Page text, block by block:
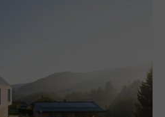
celé dvě strany prostoru
je propojena i s
pokoj je pro změnu
rodičovskou ložnicí.
půdorysu se světlých
ostatních. Suterén